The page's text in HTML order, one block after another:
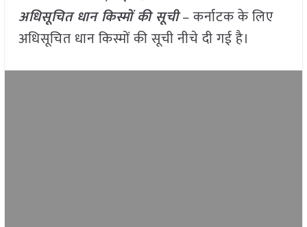
अधिसूचित धान किस्मों की सूची– कर्नाटक के लिए
अधिसूचित धान किस्मों की सूची नीचे दी गई है।